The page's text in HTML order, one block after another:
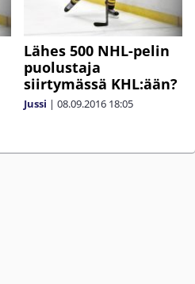
Lähes 500 NHL-pelin
puolustaja
siirtymässä KHL:ään?
Jussi | 08.09.2016 18:05